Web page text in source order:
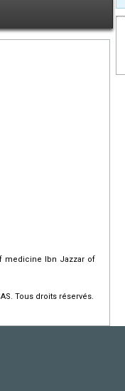
medicine Ibn Jazzar of
Tous droits réservés.